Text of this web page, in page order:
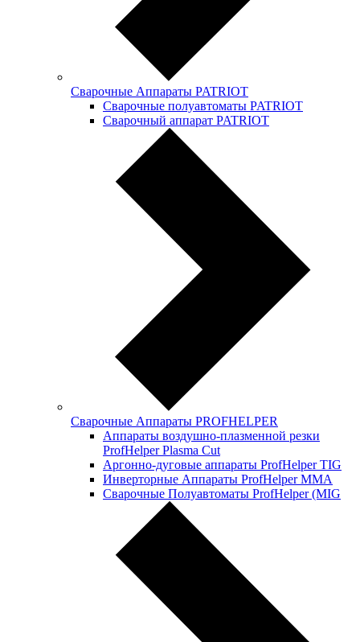
Сварочные Аппараты PATRIOT
Сварочные полуавтоматы PATRIOT
Сварочный аппарат PATRIOT
Сварочные Аппараты PROFНELPER
Аппараты воздушно-плазменной резки
ProfHelper Plasma Cut
Аргонно-дуговые аппараты ProfHelper TIG
Инверторные Аппараты ProfНelper ММА
Сварочные Полуавтоматы ProfHelper (MIG